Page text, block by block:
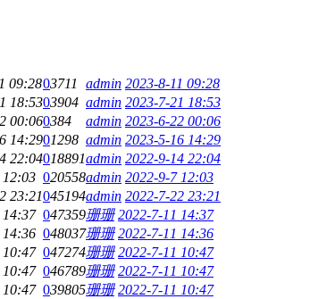
09:2803711 admin 2023-8-11 09:28
18:5303904 admin 2023-7-21 18:53
00:060384 admin 2023-6-22 00:06
14:2901298 admin 2023-5-16 14:29
22:04018891admin 2022-9-14 22:04
12:03 020558admin 2022-9-7 12:03
23:21045194admin 2022-7-22 23:21
14:37 047359珊珊 2022-7-11 14:37
14:36 048037珊珊 2022-7-11 14:36
10:47 047274珊珊 2022-7-11 10:47
10:47 046789珊珊 2022-7-11 10:47
10:47 039805珊珊 2022-7-11 10:47